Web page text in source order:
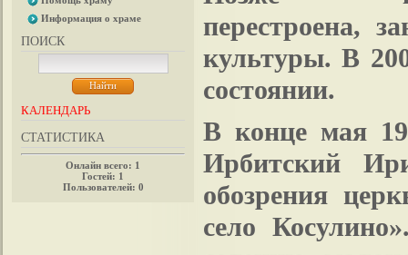
Информация о храме
ПОИСК
КАЛЕНДАРЬ
СТАТИСТИКА
Онлайн всего: 1
Гостей: 1
Пользователей: 0
перестроена,
культуры. В
состоянии.
В конце мая
Ирбитский
обозрения
село